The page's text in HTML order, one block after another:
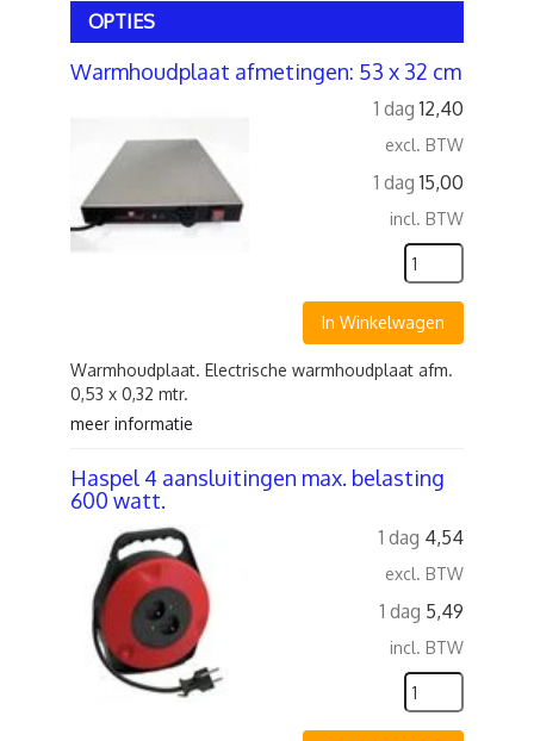
OPTIES
Warmhoudplaat afmetingen: 53 x 32 cm
1 dag 12,40
excl. BTW
1 dag 15,00
incl. BTW
In Winkelwagen
Warmhoudplaat. Electrische warmhoudplaat afm.
0,53 x 0,32 mtr.
meer informatie
Haspel 4 aansluitingen max. belasting
600 watt.
1 dag 4,54
excl. BTW
1 dag 5,49
incl. BTW